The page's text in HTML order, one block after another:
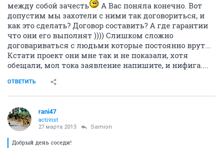
между собой зачесть
А Вас поняла конечно. Вот
допустим мы захотели с ними так договориться, и
как это сделать? Договор составить? А где гарантии
что они его выполнят )))) Слишком сложно
договариваться с людьми которые постоянно врут...
Кстати проект они мне так и не показали, хотя
обещали, мол тока заявление напишите, и нифига....
ОТВЕТИТЬ
rani47
activist
27 марта 2013 Samion
Добрый день соседи!